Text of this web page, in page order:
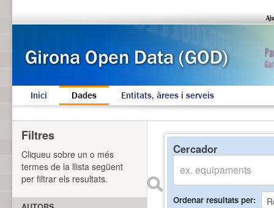
Inici Dades Entitats, àrees i serveis
Cercador
Ordenar resultats per
Filtres
Cliqueu sobre un o més
termes de la llista següent
per filtrar els resultats.